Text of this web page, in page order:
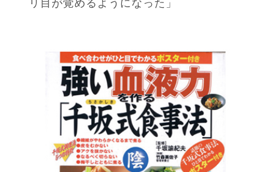
リ目が覚めるようになった」